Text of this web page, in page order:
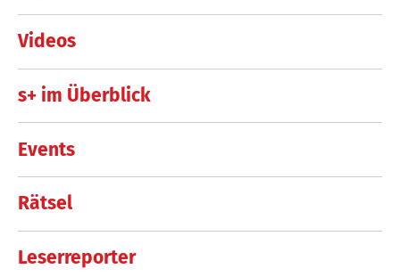
Videos
s+ im Überblick
Events
Rätsel
Leserreporter